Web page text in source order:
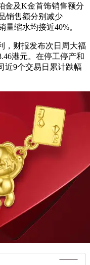
金及K金首饰销售额分
销售额分别减少
量缩水均接近40%。
，财报发布次日周大福
港元。在停工停产和
近9个交易日累计跌幅